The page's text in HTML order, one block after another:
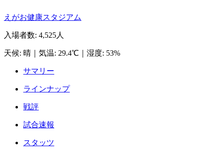
えがお健康スタジアム
入場者数: 4,525人
天候: 晴 気温: 29.4℃ 湿度: 53%
サマリー
ラインナップ
戦評
試合速報
スタッツ